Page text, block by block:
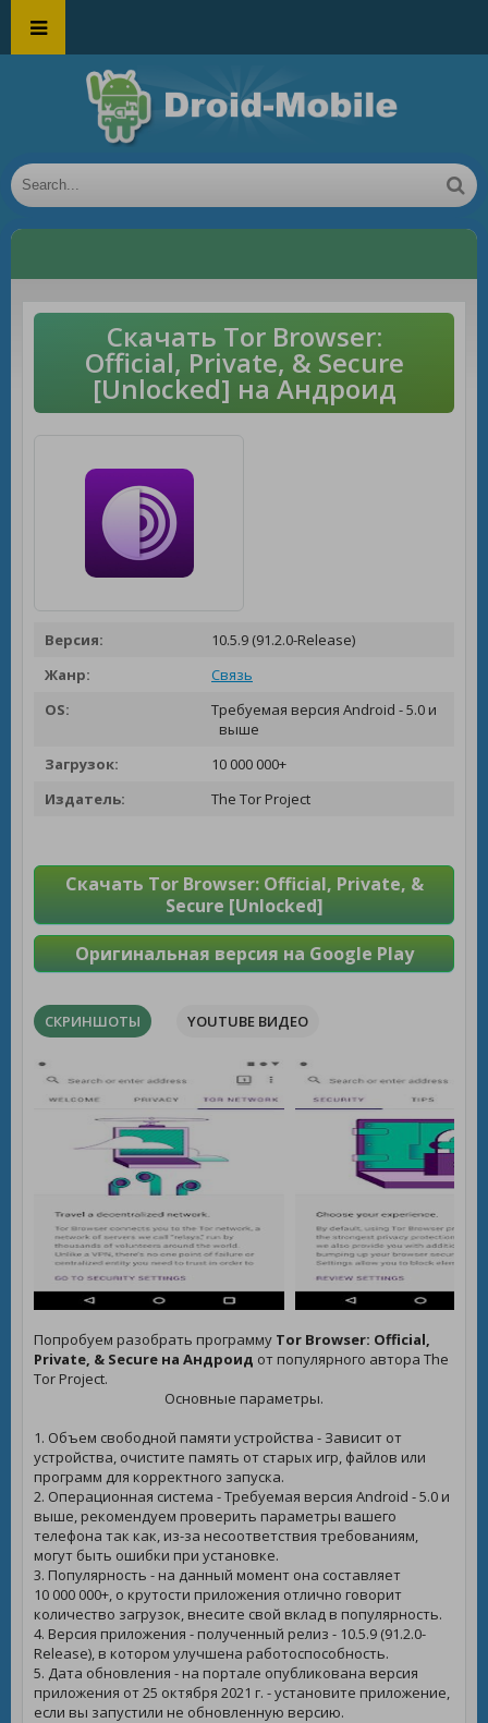
Скачать Tor Browser:
Official, Private, & Secure
[Unlocked] на Андроид
Версия:
10.5.9 (91.2.0-Release)
Жанр:
Связь
OS:
Требуемая версия Android - 5.0 и
выше
Загрузок:
10 000 000+
Издатель:
The Tor Project
Скачать Tor Browser: Official, Private, &
Secure [Unlocked]
Оригинальная версия на Google Play
СКРИНШОТЫ YOUTUBE ВИДЕО
Попробуем разобрать программу Tor Browser: Official,
Private, & Secure на Андроид от популярного автора The
Tor Project.
Основные параметры.
1. Объем свободной памяти устройства - Зависит от
устройства, очистите память от старых игр, файлов или
программ для корректного запуска.
2. Операционная система - Требуемая версия Android - 5.0 и
выше, рекомендуем проверить параметры вашего
телефона так как, из-за несоответствия требованиям,
могут быть ошибки при установке.
3. Популярность - на данный момент она составляет
10 000 000+, о крутости приложения отлично говорит
количество загрузок, внесите свой вклад в популярность.
4. Версия приложения - полученный релиз - 10.5.9 (91.2.0-
Release), в котором улучшена работоспособность.
5. Дата обновления - на портале опубликована версия
приложения от 25 октября 2021 г. - установите приложение,
если вы запустили не обновленную версию.